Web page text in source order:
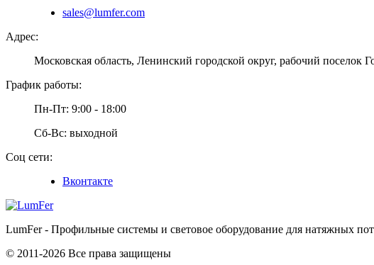
sales@lumfer.com
Адрес:
Московская область, Ленинский городской округ, рабочий
График работы:
Пн-Пт: 9:00 - 18:00
Сб-Вс: выходной
Соц сети:
Вконтакте
LumFer - Профильные системы и световое оборудование для натяжных
© 2011-2026 Все права защищены